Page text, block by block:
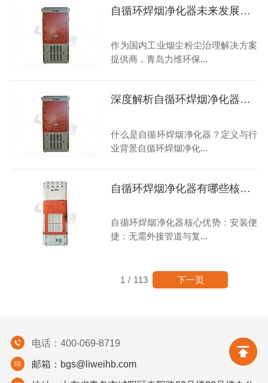
自循环焊烟净化器未来发展趋势
作为国内工业烟尘粉尘治理解决方案
提供商，青岛力维环保...
深度解析自循环焊烟净化器：原理、应用
什么是自循环焊烟净化器？定义与行
业背景自循环焊烟净化...
自循环焊烟净化器有哪些核心优势？
自循环焊烟净化器核心优势：安装便
捷：无需外接管道与复...
1 / 113 下一页
电话：400-069-8719
邮箱：bgs@liweihb.com